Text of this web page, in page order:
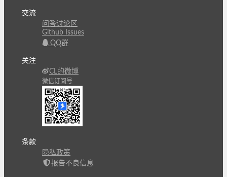
交流
问答讨论区
Github Issues
QQ群
关注
CL的微博
微信订阅号
条款
隐私政策
报告不良信息